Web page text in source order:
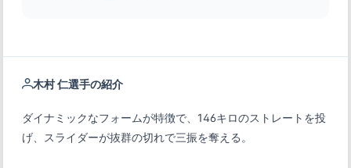
木村 仁選手の紹介
ダイナミックなフォームが特徴で、146キロのストレートを投